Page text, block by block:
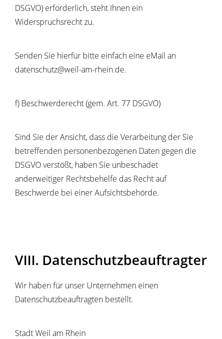
DSGVO) erforderlich, steht Ihnen ein
Widerspruchsrecht zu.
Senden Sie hierfür bitte einfach eine eMail an
datenschutz@weil-am-rhein.de.
f) Beschwerderecht (gem. Art. 77 DSGVO)
Sind Sie der Ansicht, dass die Verarbeitung der Sie
betreffenden personenbezogenen Daten gegen die
DSGVO verstößt, haben Sie unbeschadet
anderweitiger Rechtsbehelfe das Recht auf
Beschwerde bei einer Aufsichtsbehörde.
VIII. Datenschutzbeauftragter
Wir haben für unser Unternehmen einen
Datenschutzbeauftragten bestellt.
Stadt Weil am Rhein